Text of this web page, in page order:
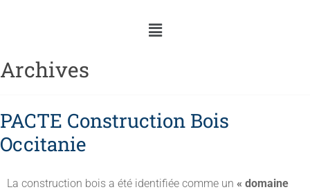
Archives
PACTE Construction Bois
Occitanie
La construction bois a été identifiée comme un « domaine